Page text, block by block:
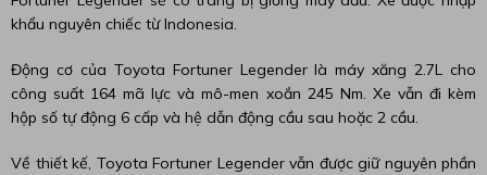
khẩu nguyên chiếc từ Indonesia.
Động cơ của Toyota Fortuner Legender là máy xăng 2.7L cho
công suất 164 mã lực và mô-men xoắn 245 Nm. Xe vẫn đi kèm
hộp số tự động 6 cấp và hệ dẫn động cầu sau hoặc 2 cầu.
Về thiết kế, Toyota Fortuner Legender vẫn được giữ nguyên phần